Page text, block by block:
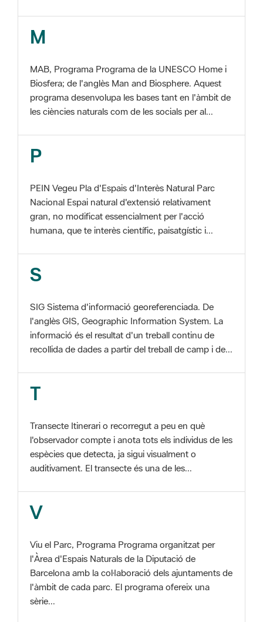
Biosfera; de l'anglès Man and Biosphere. Aquest
les ciències naturals com de les socials per al...
P
Nacional Espai natural d'extensió relativament
humana, que te interès científic, paisatgístic i...
S
l'anglès GIS, Geographic Information System. La
recollida de dades a partir del treball de camp i de...
T
auditivament. El transecte és una de les...
V
l'Àrea d'Espais Naturals de la Diputació de
l'àmbit de cada parc. El programa ofereix una
sèrie...
X